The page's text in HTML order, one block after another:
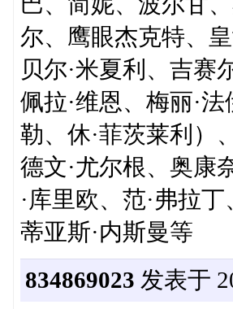
尔、鹰眼杰克特、
贝尔·米夏利、吉赛
佩拉·维恩、梅丽·
勒、休·菲茨莱利）
德文·尤尔根、奥康
·库里欧、范·弗拉
蒂亚斯·内斯曼等
834869023 发表于